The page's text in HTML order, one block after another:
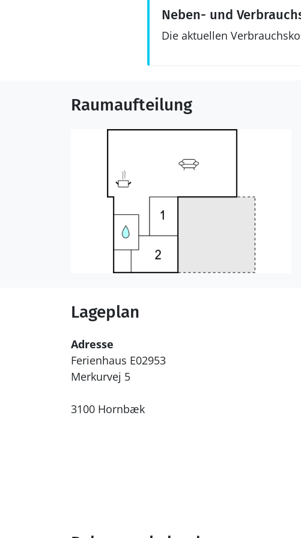
Neben- und
Die aktuellen
Raumaufteilung
Lageplan
Adresse
Ferienhaus E02953
Merkurvej 5
3100 Hornbæk